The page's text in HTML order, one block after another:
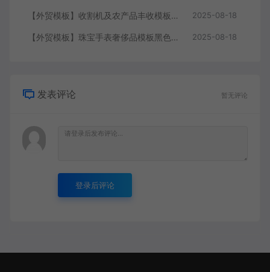
【外贸模板】收割机及农产品丰收模板 绿色 响应式模板静态html文件 2025-08-18
【外贸模板】珠宝手表奢侈品模板黑色 响应式模板静态html文件 2025-08-18
发表评论 暂无评论
登录后评论